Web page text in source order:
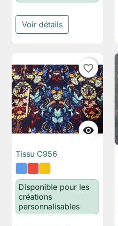
Voir détails

favorite_border
Tissu C956
Disponible pour les
créations
personnalisables